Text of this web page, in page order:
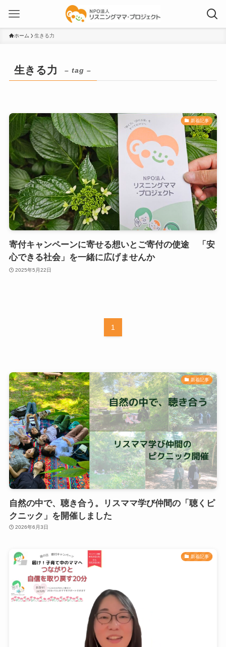
ホーム 生きる力
生きる力 – tag –
新着記事
寄付キャンペーンに寄せる想いとご寄付の使途 「安
心できる社会」を一緒に広げませんか
2025年5月22日
1
新着記事
自然の中で、聴き合う。リスママ学び仲間の「聴くピ
クニック」を開催しました
2026年6月3日
新着記事